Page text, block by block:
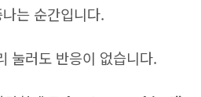
는 순간입니다.
눌러도 반응이 없습니다.